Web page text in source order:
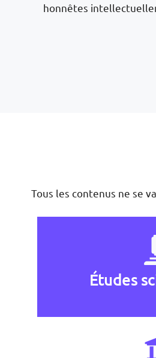
honnêtes
Tous les contenus ne se
Études